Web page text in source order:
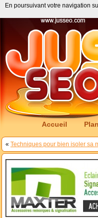
Accueil
« Techniques pour bien isoler sa
En poursuivant votre navigation